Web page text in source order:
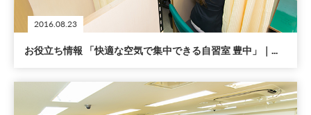
2016.08.23
お役立ち情報 「快適な空気で集中できる自習室 豊中」｜...